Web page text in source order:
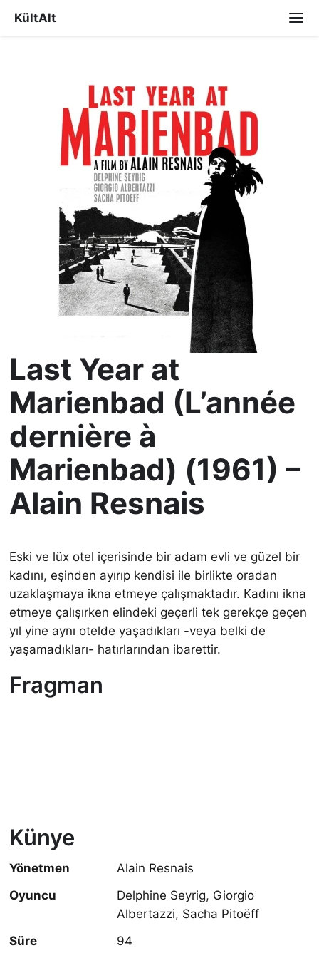
KültAlt
Last Year at
Marienbad (L’année
dernière à
Marienbad) (1961) –
Alain Resnais
Eski ve lüx otel içerisinde bir adam evli ve güzel bir
kadını, eşinden ayırıp kendisi ile birlikte oradan
uzaklaşmaya ikna etmeye çalışmaktadır. Kadını ikna
etmeye çalışırken elindeki geçerli tek gerekçe geçen
yıl yine aynı otelde yaşadıkları -veya belki de
yaşamadıkları- hatırlarından ibarettir.
Fragman
Künye
Yönetmen
Alain Resnais
Oyuncu
Delphine Seyrig, Giorgio
Albertazzi, Sacha Pitoëff
Süre
94